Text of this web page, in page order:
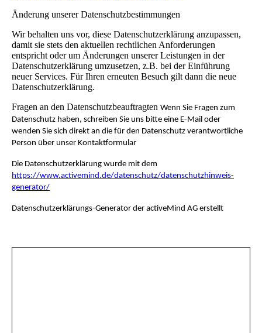
Änderung unserer Datenschutzbestimmungen
Wir behalten uns vor, diese Datenschutzerklärung anzupassen,
damit sie stets den aktuellen rechtlichen Anforderungen
entspricht oder um Änderungen unserer Leistungen in der
Datenschutzerklärung umzusetzen, z.B. bei der Einführung
neuer Services. Für Ihren erneuten Besuch gilt dann die neue
Datenschutzerklärung.
Fragen an den Datenschutzbeauftragten Wenn Sie Fragen zum
Datenschutz haben, schreiben Sie uns bitte eine E-Mail oder
wenden Sie sich direkt an die für den Datenschutz verantwortliche
Person über unser Kontaktformular
Die Datenschutzerklärung wurde mit dem
https://www.activemind.de/datenschutz/datenschutzhinweis-
generator/
Datenschutzerklärungs-Generator der activeMind AG erstellt